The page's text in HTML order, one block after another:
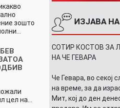
зошто
цел на…
ИЗЈАВА
СОТИР КОСТОВ ЗА
НА ЧЕ ГЕВАРА
Че Гевара, во секој
на време, за да
Мит, кој до ден